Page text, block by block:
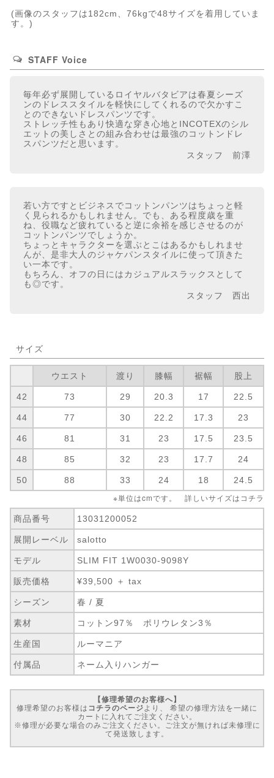
(画像のスタッフは182cm、76kgで48サイズを着用していま
す。)
STAFF Voice
毎年必ず展開しているロイヤルバタビアは春夏シーズ
ンのドレススタイルを軽快にしてくれるので欠かすこ
とのできないドレスパンツです。
ストレッチ性もあり快適な穿き心地とINCOTEXのシル
エットの美しさとの組み合わせは最強のコットンドレ
スパンツだと思います。
スタッフ 前澤
若い方ですとビジネスでコットンパンツはちょっと軽
く見られるかもしれません。でも、ある程度歳を重
ね、役職など疲れていると逆に余裕を感じさせるのが
コットンパンツでしょうか。
ちょっとキャラクターを選ぶとこはあるかもしれませ
んが、是非大人のジャケパンスタイルに使って頂きた
い一本です。
もちろん、オフの日にはカジュアルスラックスとして
も◎です。
スタッフ 西出
サイズ
ウエスト 渡り 膝幅 裾幅 股上
42 73 29 20.3 17 22.5
44 77 30 22.2 17.3 23
46 81 31 23 17.5 23.5
48 85 32 23 17.7 24
50 88 33 24 18 24.5
※単位はcmです。 詳しいサイズは コチラ
商品番号 13031200052
展開レーベル salotto
モデル SLIM FIT 1W0030-9098Y
販売価格 ¥39,500 ＋ tax
シーズン 春 / 夏
素材 コットン97％ ポリウレタン3％
生産国 ルーマニア
付属品 ネーム入りハンガー
【修理希望のお客様へ】
修理希望のお客様は コチラのページ より、 希望の修理方法を一緒に
カートに入れてご注文ください。
※修理が必要な場合のみご注文ください。ご注文が無ければ未修理に
て発送致します。